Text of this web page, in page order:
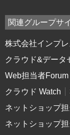
関連グループサ
株式会社インプレ
クラウド&データ
Web担当者Forum
クラウド Watch
ネットショップ
ネットショップ